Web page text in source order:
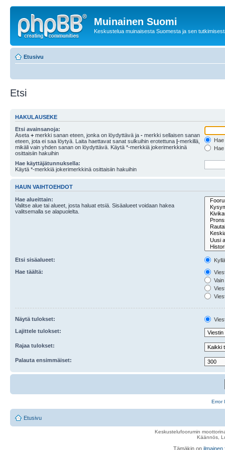
Muinainen Suomi
Keskustelua muinaisesta Suomesta ja sen
Etusivu
Etsi
HAKULAUSEKE
Etsi avainsanoja:
Aseta + merkki sanan eteen, jonka on löydyttävä ja - merkki sellaisen sanan
eteen, jota ei saa löytyä. Laita haettavat sanat sulkuihin erotettuna |-merkillä,
mikäli vain yhden sanan on löydyttävä. Käytä *-merkkiä jokerimerkkinä
osittaisiin hakuihin
Hae käyttäjätunnuksella:
Käytä *-merkkiä jokerimerkkinä osittaisiin hakuihin
HAUN VAIHTOEHDOT
Hae alueittain:
Valitse alue tai alueet, josta haluat etsiä. Sisäalueet voidaan hakea
valitsemalla se alapuolelta.
Etsi sisäalueet:
Hae täältä:
Näytä tulokset:
Lajittele tulokset:
Rajaa tulokset:
Palauta ensimmäiset:
Error
Etusivu
Keskustelufoorumin
Käännös,
Tämäkin on ilmainen